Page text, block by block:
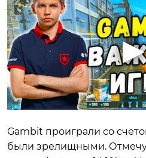
Gambit проиграли со
были зрелищными. Отмечу